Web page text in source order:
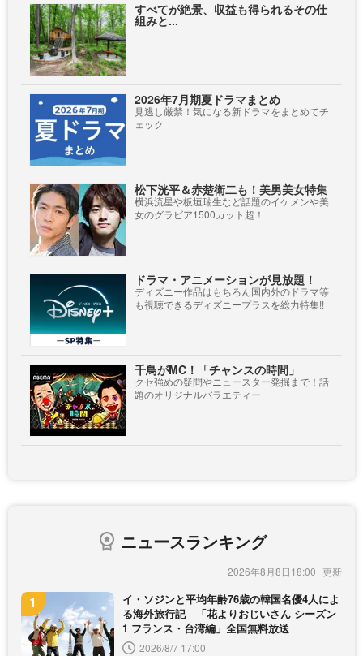
すべてが絶景、収益も得られるその仕
組みと...
2026年7月期夏ドラマまとめ
見逃し厳禁！気になる新ドラマをまとめてチ
ェック
松下洸平＆赤楚衛二も！美男美女特集
横浜流星や板垣瑞生など話題のイケメンや美
女のグラビア1500カット超！
ドラマ・アニメーションが見放題！
ディズニー作品はもちろん国内外のドラマ等
も視聴できるディズニープラスを総力特集!!
千鳥がMC！「チャンスの時間」
クセ強めの疑問やニュースター発掘まで！話
題のオリジナルバラエティー
ニュースランキング
2026年8月8日18:00
イ・ソジンと平均年齢76歳の韓国名優4人によ
る海外旅行記 「花よりおじいさん シーズン
1 フランス・台湾編」全国無料放送
2026/8/7 17:00